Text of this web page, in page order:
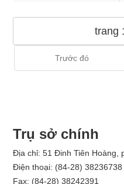
trang
Trước đó
Trụ sở chính
Địa chỉ: 51 Đinh Tiên Hoàng,
Điện thoại: (84-28)
Fax: (84-28) 38242391